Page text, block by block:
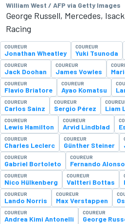
William West / AFP via Getty Images
George Russell, Mercedes,
Racing
COUREUR
Jonathan Wheatley
COUREUR
Yuki Tsunoda
COUREUR
Jack Doohan
COUREUR
James Vowles
COUREUR
Flavio Briatore
COUREUR
Ayao Komatsu
COUREUR
Carlos Sainz
COUREUR
Sergio Pérez Liam
COUREUR
Lewis Hamilton
COUREUR
Arvid Lindblad
COUREUR
Charles Leclerc
COUREUR
Günther Steiner
COUREUR
Gabriel Bortoleto
COUREUR
Fernando Alonso
COUREUR
Nico Hülkenberg
COUREUR
Valtteri Bottas
COUREUR
Lando Norris
COUREUR
Max Verstappen
COUREUR
Andrea Kimi Antonelli
COUREUR
George